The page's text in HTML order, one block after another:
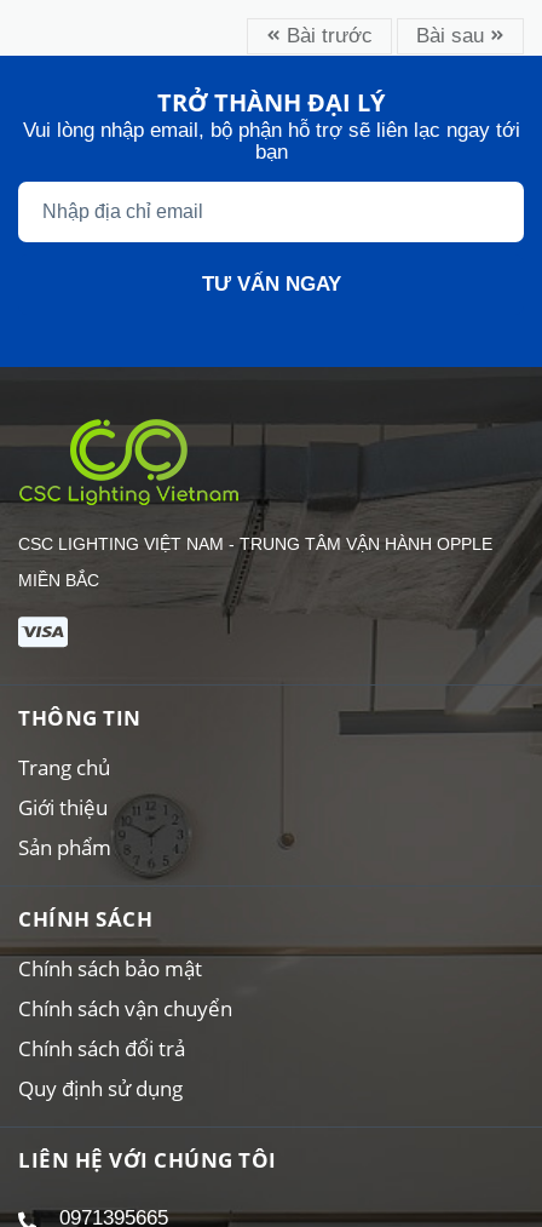
Bài trước Bài sau
TRỞ THÀNH ĐẠI LÝ
Vui lòng nhập email, bộ phận hỗ trợ sẽ liên lạc ngay tới
bạn
TƯ VẤN NGAY
CSC LIGHTING VIỆT NAM - TRUNG TÂM VẬN HÀNH OPPLE
MIỀN BẮC
THÔNG TIN
Trang chủ
Giới thiệu
Sản phẩm
CHÍNH SÁCH
Chính sách bảo mật
Chính sách vận chuyển
Chính sách đổi trả
Quy định sử dụng
LIÊN HỆ VỚI CHÚNG TÔI
0971395665